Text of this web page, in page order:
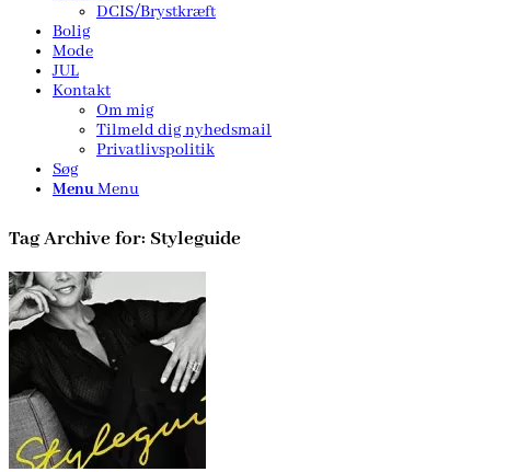
DCIS/Brystkræft
Bolig
Mode
JUL
Kontakt
Om mig
Tilmeld dig nyhedsmail
Privatlivspolitik
Søg
MenuMenu
Tag Archive for: Styleguide